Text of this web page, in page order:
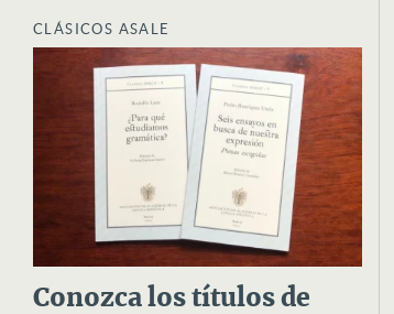
CLÁSICOS ASALE
Conozca los títulos de